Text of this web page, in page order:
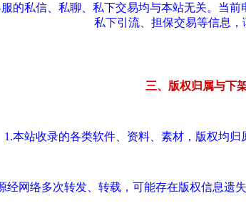
的私信、私聊、私下交易均与本站无关。当
私下引流、担保交易等信息，
三、版权归属与下
1.本站收录的各类软件、资料、素材，版权均归
经网络多次转发、转载，可能存在版权信息遗